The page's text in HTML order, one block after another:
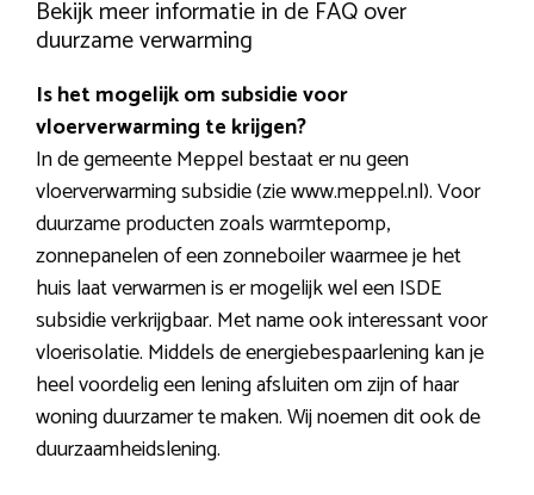
Bekijk meer informatie in de FAQ over
duurzame verwarming
Is het mogelijk om subsidie voor
vloerverwarming te krijgen?
In de gemeente Meppel bestaat er nu geen
vloerverwarming subsidie (zie www.meppel.nl). Voor
duurzame producten zoals warmtepomp,
zonnepanelen of een zonneboiler waarmee je het
huis laat verwarmen is er mogelijk wel een ISDE
subsidie verkrijgbaar. Met name ook interessant voor
vloerisolatie. Middels de energiebespaarlening kan je
heel voordelig een lening afsluiten om zijn of haar
woning duurzamer te maken. Wij noemen dit ook de
duurzaamheidslening.